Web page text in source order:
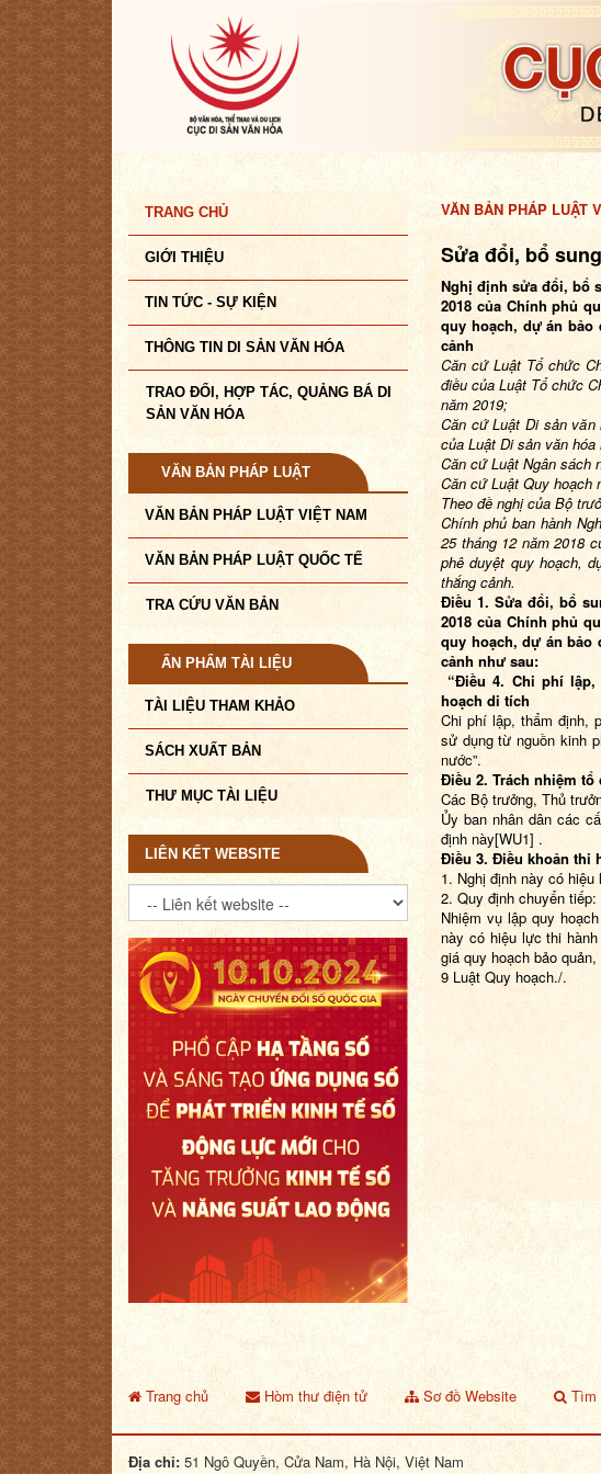
TRANG CHỦ
GIỚI THIỆU
TIN TỨC - SỰ KIỆN
THÔNG TIN DI SẢN VĂN HÓA
TRAO ĐỔI, HỢP TÁC, QUẢNG BÁ DI
SẢN VĂN HÓA
VĂN BẢN PHÁP LUẬT
VĂN BẢN PHÁP LUẬT VIỆT NAM
VĂN BẢN PHÁP LUẬT QUỐC TẾ
TRA CỨU VĂN BẢN
ẤN PHẨM TÀI LIỆU
TÀI LIỆU THAM KHẢO
SÁCH XUẤT BẢN
THƯ MỤC TÀI LIỆU
LIÊN KẾT WEBSITE
VĂN BẢN PHÁP LUẬT
Sửa đổi, bổ
Nghị định sửa đổi, bổ
2018 của Chính phủ
quy hoạch, dự án
cảnh
Căn cứ Luật Tổ chức
điều của Luật Tổ chức
năm 2019;
Căn cứ Luật Di sản
của Luật Di sản văn
Căn cứ Luật Ngân sách
Căn cứ Luật Quy hoạch
Theo đề nghị của Bộ
Chính phủ ban hành
25tháng 12 năm 2018
phê duyệt quy hoạch,
thắng cảnh.
Điều 1. Sửa đổi, bổ
2018 của Chính phủ
quy hoạch, dự án
cảnh như sau:
“Điều 4. Chi phí
hoạch di tích
Chi phí lập, thẩm định,
sử dụng từ nguồn kinh
nước”.
Điều 2. Trách nhiệm
Các Bộ trưởng, Thủ
Ủy ban nhân dân các
định này[WU1] .
Điều 3. Điều khoản thi
1. Nghị định này có
2. Quy định chuyển tiếp:
Nhiệm vụ lập quy
này có hiệu lực thi
giá quy hoạch bảo
9 Luật Quy hoạch./.
Trang chủ Hòm thư điện tử Sơ đồ Website Tìm
Địa chỉ: 51 Ngô Quyền, Cửa Nam, Hà Nội, Việt Nam